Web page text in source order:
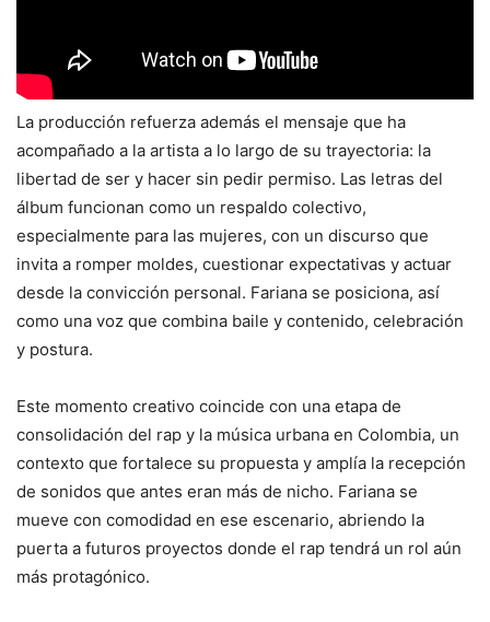
La producción refuerza además el mensaje que ha
acompañado a la artista a lo largo de su trayectoria: la
libertad de ser y hacer sin pedir permiso. Las letras del
álbum funcionan como un respaldo colectivo,
especialmente para las mujeres, con un discurso que
invita a romper moldes, cuestionar expectativas y actuar
desde la convicción personal. Fariana se posiciona, así
como una voz que combina baile y contenido, celebración
y postura.
Este momento creativo coincide con una etapa de
consolidación del rap y la música urbana en Colombia, un
contexto que fortalece su propuesta y amplía la recepción
de sonidos que antes eran más de nicho. Fariana se
mueve con comodidad en ese escenario, abriendo la
puerta a futuros proyectos donde el rap tendrá un rol aún
más protagónico.